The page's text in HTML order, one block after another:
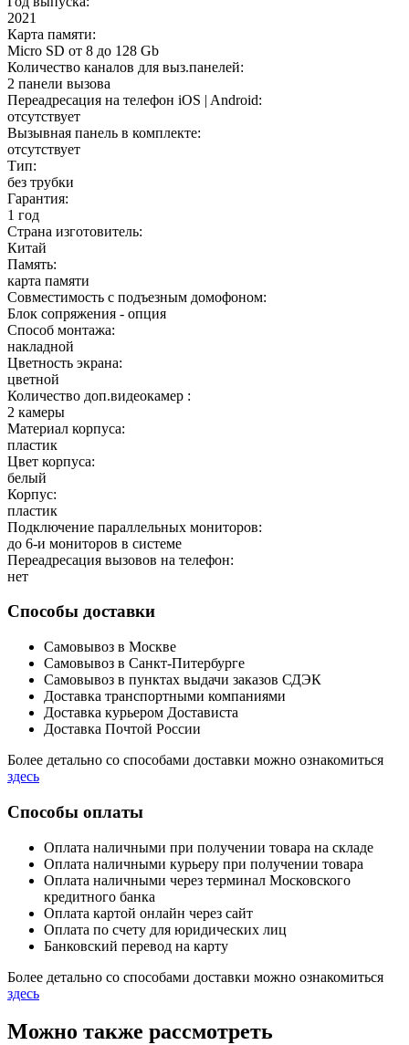
2021
Карта памяти:
Micro SD от 8 до 128 Gb
Количество каналов для выз.панелей:
2 панели вызова
Переадресация на телефон iOS | Android:
отсутствует
Вызывная панель в комплекте:
отсутствует
Тип:
без трубки
Гарантия:
1 год
Страна изготовитель:
Китай
Память:
карта памяти
Совместимость с подъезным домофоном:
Блок сопряжения - опция
Способ монтажа:
накладной
Цветность экрана:
цветной
Количество доп.видеокамер :
2 камеры
Материал корпуса:
пластик
Цвет корпуса:
белый
Корпус:
пластик
Подключение параллельных мониторов:
до 6-и мониторов в системе
Переадресация вызовов на телефон:
нет
Способы доставки
Самовывоз в Москве
Самовывоз в Санкт-Питербурге
Самовывоз в пунктах выдачи заказов СДЭК
Доставка транспортными компаниями
Доставка курьером Достависта
Доставка Почтой России
Более детально со способами доставки можно ознакомиться
здесь
Способы оплаты
Оплата наличными при получении товара на складе
Оплата наличными курьеру при получении товара
Оплата наличными через терминал Московского
кредитного банка
Оплата картой онлайн через сайт
Оплата по счету для юридических лиц
Банковский перевод на карту
Более детально со способами доставки можно ознакомиться
здесь
Можно также рассмотреть